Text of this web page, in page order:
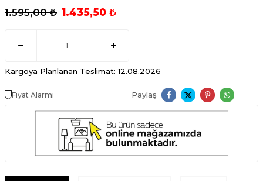
1.595,00₺ 1.435,50 ₺
Kargoya Planlanan Teslimat: 12.08.2026
Fiyat Alarmı Paylaş